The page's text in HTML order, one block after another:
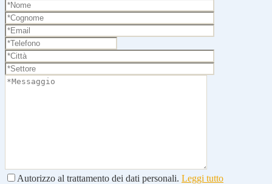
Autorizzo al trattamento dei dati personali. Leggi tutto